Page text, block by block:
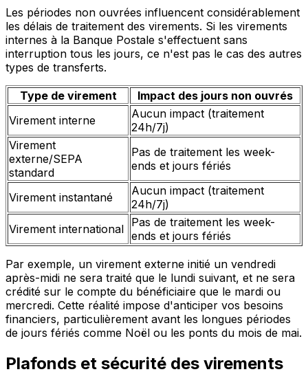
Les périodes non ouvrées influencent considérablement
les délais de traitement des virements. Si les virements
internes à la Banque Postale s'effectuent sans
interruption tous les jours, ce n'est pas le cas des autres
types de transferts.
Type de virement
Impact des jours non ouvrés
Virement interne
Aucun impact (traitement
24h/7j)
Virement
externe/SEPA
standard
Pas de traitement les week-
ends et jours fériés
Virement instantané
Aucun impact (traitement
24h/7j)
Virement international Pas de traitement les week-
ends et jours fériés
Par exemple, un virement externe initié un vendredi
après-midi ne sera traité que le lundi suivant, et ne sera
crédité sur le compte du bénéficiaire que le mardi ou
mercredi. Cette réalité impose d'anticiper vos besoins
financiers, particulièrement avant les longues périodes
de jours fériés comme Noël ou les ponts du mois de mai.
Plafonds et sécurité des virements